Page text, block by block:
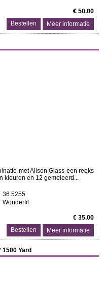
€ 50.00
Meer informatie
met Alison Glass een reeks
kleuren en 12 gemeleerd...
36.5255
Wonderfil
€ 35.00
Meer informatie
Yard